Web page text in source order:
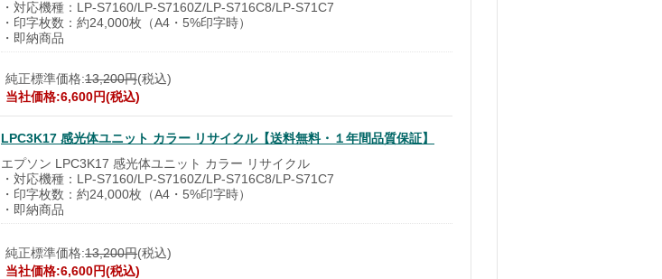
・対応機種：LP-S7160/LP-S7160Z/LP-S716C8/LP-S71C7
・印字枚数：約24,000枚（A4・5%印字時）
・即納商品
純正標準価格:13,200円(税込)
当社価格:6,600円(税込)
LPC3K17 感光体ユニット カラー リサイクル【送料無料・１年間品質保証】
エプソン LPC3K17 感光体ユニット カラー リサイクル
・対応機種：LP-S7160/LP-S7160Z/LP-S716C8/LP-S71C7
・印字枚数：約24,000枚（A4・5%印字時）
・即納商品
純正標準価格:13,200円(税込)
当社価格:6,600円(税込)